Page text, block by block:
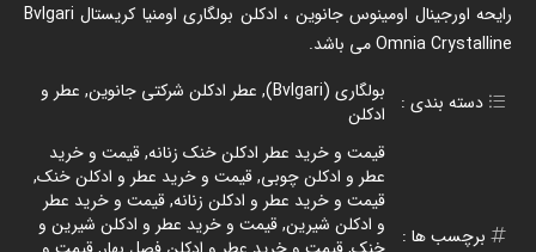
رایحه اورجینال اومینوس جانوین ، ادکلن بولگاری اومنیا کریستال Bvlgari
Omnia Crystalline می باشد.
دسته بندی : بولگاری (Bvlgari) , عطر ادکلن شرکتی جانوین, عطر و
ادکلن
برچسب ها :
قیمت و خرید عطر ادکلن خنک زنانه,قیمت و خرید
عطر و ادکلن چوبی,قیمت و خرید عطر و ادکلن خنک,
قیمت و خرید عطر و ادکلن زنانه,قیمت و خرید عطر
و ادکلن شیرین,قیمت و خرید عطر و ادکلن شیرین و